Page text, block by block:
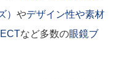
） やデザイン性や素材
など多数の眼鏡ブ